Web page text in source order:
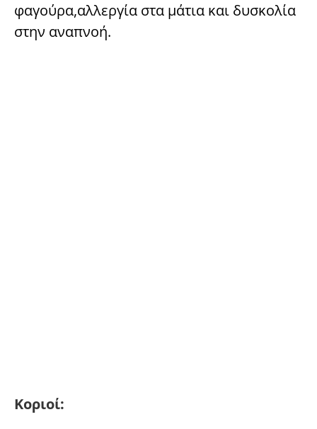
φαγούρα,αλλεργία στα μάτια και δυσκολία
στην αναπνοή.
Κοριοί: